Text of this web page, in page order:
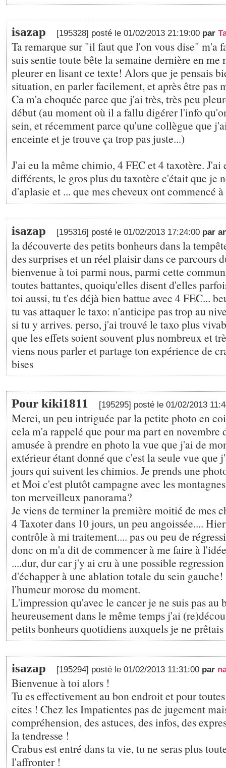
isazap [195328] posté le 01/02/2013 21:19:00 par
Ta remarque sur "il faut que l'on vous dise" m'a
suis sentie toute bête la semaine dernière en me
pleurer en lisant ce texte! Alors que je pensais
situation, en parler facilement, et après être pas
Ca m'a choquée parce que j'ai très, très peu
début (au moment où il a fallu digérer l'info
sein, et récemment parce qu'une collègue que
enceinte et je trouve ça trop pas juste...)
J'ai eu la même chimio, 4 FEC et 4 taxotère. J'ai
différents, le gros plus du taxotère c'était que je
d'aplasie et ... que mes cheveux ont commencé à
isazap [195316] posté le 01/02/2013 17:24:00 par
la découverte des petits bonheurs dans la
des surprises et un réel plaisir dans ce parcours
bienvenue à toi parmi nous, parmi cette
toutes battantes, quoiqu'elles disent d'elles
toi aussi, tu t'es déjà bien battue avec 4 FEC...
tu vas attaquer le taxo: n'anticipe pas trop au
si tu y arrives. perso, j'ai trouvé le taxo plus
que les effets soient souvent plus nombreux et
viens nous parler et partage ton expérience de
bises
Pour kiki1811 [195295] posté le 01/02/2013
Merci, un peu intriguée par la petite photo en
cela m'a rappelé que pour ma part en novembre
amusée à prendre en photo la vue que j'ai de
extérieur étant donné que c'est la seule vue que
jours qui suivent les chimios. Je prends une
et Moi c'est plutôt campagne avec les
ton merveilleux panorama?
Je viens de terminer la première moitié de mes
4 Taxoter dans 10 jours, un peu angoissée....
contrôle à mi traitement.... pas ou peu de
donc on m'a dit de commencer à me faire à
....dur, dur car j'y ai cru à une possible
d'échapper à une ablation totale du sein
l'humeur morose du moment.
L'impression qu'avec le cancer je ne suis pas au
heureusement dans le même temps j'ai
petits bonheurs quotidiens auxquels je ne
isazap [195294] posté le 01/02/2013 11:31:00 par
Bienvenue à toi alors !
Tu es effectivement au bon endroit et pour
cites ! Chez les Impatientes pas de jugement
compréhension, des astuces, des infos, des
la tendresse !
Crabus est entré dans ta vie, tu ne seras plus
l'affronter !